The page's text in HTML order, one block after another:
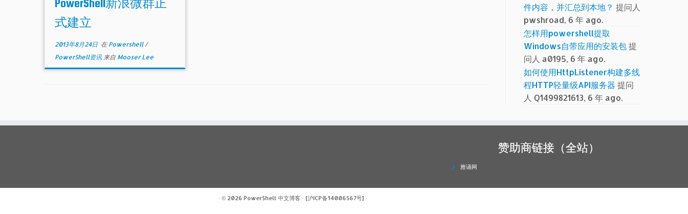
PowerShell新浪微群正
式建立
2013年8月24日 在 Powershell/
PowerShell资讯 来自 Mooser Lee
件内容，并汇总到本地？ 提问人
pwshroad, 6 年 ago.
怎样用powershell提取
Windows自带应用的安装包提
问人 a0195, 6 年 ago.
如何使用HttpListener构建多线
程HTTP轻量级API服务器 提问
人 Q1499821613, 6 年 ago.
赞助商链接（全站）
雅诵网
· © 2026 PowerShell 中文博客 · [沪ICP备14006567号] ·